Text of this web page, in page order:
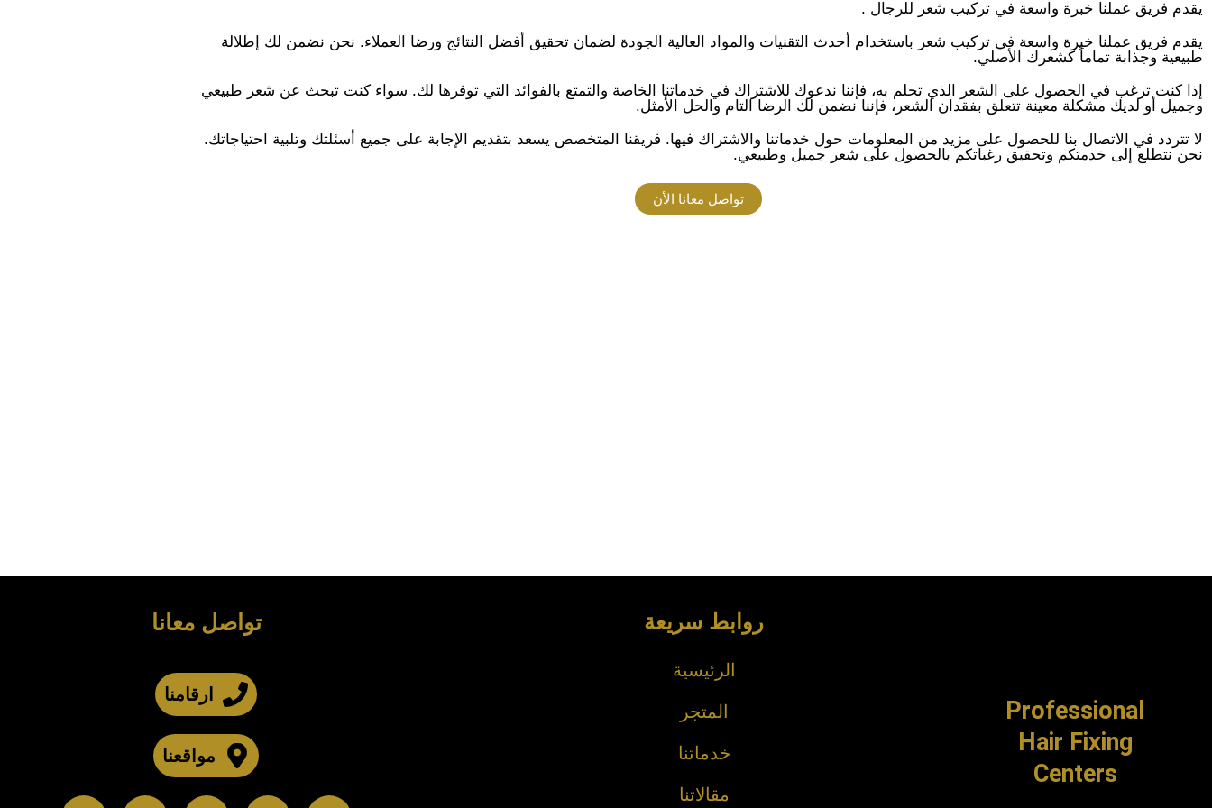
يقدم فريق عملنا خبرة واسعة في تركيب شعر للرجال .
يقدم فريق عملنا خبرة واسعة في تركيب شعر باستخدام أحدث التقنيات والمواد العالية الجودة لضمان تحقيق أفضل النتائج ورضا العملاء. نحن نضمن لك إطلالة
طبيعية وجذابة تماماً كشعرك الأصلي.
إذا كنت ترغب في الحصول على الشعر الذي تحلم به، فإننا ندعوك للاشتراك في خدماتنا الخاصة والتمتع بالفوائد التي توفرها لك. سواء كنت تبحث عن شعر طبيعي
وجميل أو لديك مشكلة معينة تتعلق بفقدان الشعر، فإننا نضمن لك الرضا التام والحل الأمثل.
لا تتردد في الاتصال بنا للحصول على مزيد من المعلومات حول خدماتنا والاشتراك فيها. فريقنا المتخصص يسعد بتقديم الإجابة على جميع أسئلتك وتلبية احتياجاتك.
نحن نتطلع إلى خدمتكم وتحقيق رغباتكم بالحصول على شعر جميل وطبيعي.
تواصل معانا الأن
Professional
Hair Fixing
Centers
روابط سريعة
الرئيسية
المتجر
خدماتنا
مقالاتنا
تواصل معانا
ارقامنا
مواقعنا